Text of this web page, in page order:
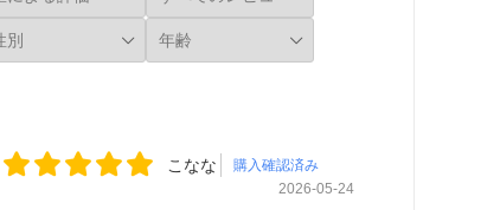
こなな
購入確認済み
2026-05-24